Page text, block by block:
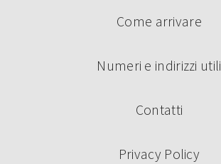
Come arrivare
Numeri e indirizzi utili
Contatti
Privacy Policy